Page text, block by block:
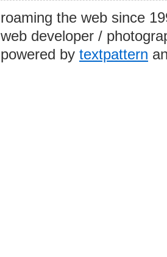
roaming the web since
web developer /
powered by textpattern